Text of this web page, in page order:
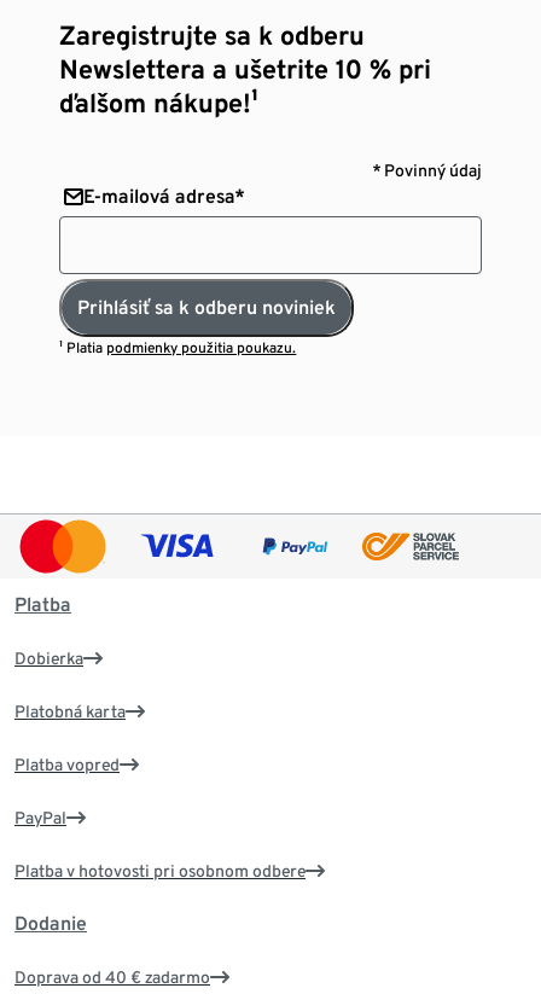
Zaregistrujte sa k odberu
Newslettera a ušetrite 10 % pri
ďalšom nákupe!¹
* Povinný údaj
E-mailová adresa*
Prihlásiť sa k odberu noviniek
¹ Platia podmienky použitia poukazu.
Platba
Dobierka
Platobná karta
Platba vopred
PayPal
Platba v hotovosti pri osobnom odbere
Dodanie
Doprava od 40 € zadarmo